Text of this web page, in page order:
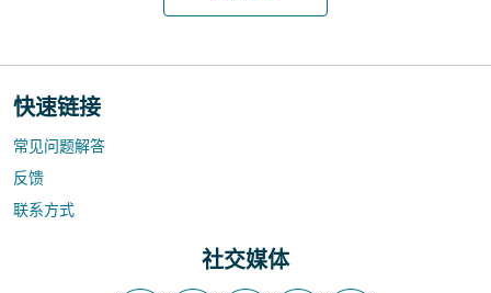
快速链接
常见问题解答
反馈
联系方式
社交媒体